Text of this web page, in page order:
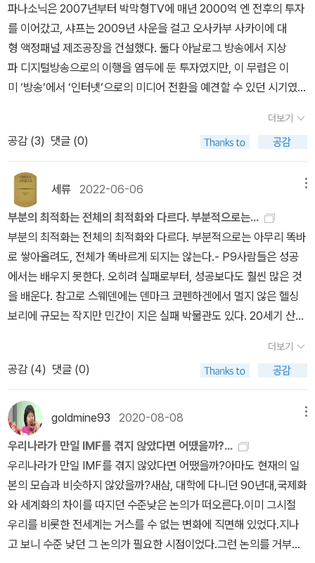
파나소닉은 2007년부터 박막형TV에 매년 2000억 엔 전후의 투자
를 이어갔고, 샤프는 2009년 사운을 걸고 오사카부 사카이에 대
형 액정패널 제조공장을 건설했다. 둘다 아날로그 방송에서 지상
파 디지털방송으로의 이행을 염두에 둔 투자였지만, 이 무렵은 이
미 ‘방송‘에서 ‘인터넷‘으로의 미디어 전환을 예견할 수 있던 시기였
것으로 되어가고 있었다.- P681990년대 컴퓨터의 주류가 메인프레
임에서 PC로 변화하자 IBM도 후지쓰도 함께 힘을 잃었다. 얼마 안
가 후지쓰는 시대의 변화를 따라잡지 못하면서 사업을 차례로 잘라
내 매각하기 시작한다. 컴퓨터는 지금은 ‘전자계산기‘에서 ‘커뮤니케
이션 미디어‘로 그 존재양태를 전환해가고 있지만, IBM도 후지쓰
나 NEC, 히타치도 이 전환의 의미를 이해하지 못했다.- P71고도성
장기 성공체험에서 벗어나지 못한 일본기업은 그 시기 확립된 ‘일본
적 경영‘의 질서유지에 집착했다. 버블붕괴 후 위기의 와중에서도 질
서 파괴를 기피함으로써 전체가 서서히 침몰해갔던 것이다.- P85곤
이 이끌던 닛산의 성공은 일본 사회에 ‘신화‘를 만들어냈다. 해외에
서 온 ‘이방인‘ 경영자가 막다른 골목에 몰린 일본기업에 대해 파격적
인 개혁을 단행하고, 차례로 장벽을 돌파하며 성장으로 이끌어가
는 신화다.- P89
더보기
공감 (3) 댓글 (0)
세류 2022-06-06
부분의 최적화는 전체의 최적화와 다르다. 부분적으로는...
부분의 최적화는 전체의 최적화와 다르다. 부분적으로는 아무리 똑바
로 쌓아올려도, 전체가 똑바르게 되지는 않는다.- P9사람들은 성공
에서는 배우지 못한다. 오히려 실패로부터, 성공보다도 훨씬 많은 것
을 배운다. 참고로 스웨덴에는 덴마크 코펜하겐에서 멀지 않은 헬싱
보리에 규모는 작지만 민간이 지은 실패 박물관도 있다. 20세기 산업
만, 나라에는 ‘실패에서 배운다‘는 사고방식이 시민들 사이에 널리 자
리잡고 있는 듯하다.- P10이데이의 경영은 매니지먼트적으로는 합
리적이었지만, 소니라는 특이한 기업체의 독창성을 빼앗는 결과를 가
져왔다. 즉, '전문성이 높은 사일로를 만드는 것에 의해 적어도 단기적
으로는 회사의 효율화를 높이는 듯' 보였으나 각 사일로의 경영진
은 '라이벌 기업뿐 아니라 회사 내 여타 부서로부터도 ‘몸을 지키
려‘ 했다. 타부서와 참신한 아이디어를 공유하지 않게 되고, 우수한 사
원의 타부서 이동도 꺼리게 됐다. 부서 간 협력이 사라졌고, 실험적
인 브레인스토밍이나, 단기간에 이익을 창출할 수 없는 장기투자
도 미루게 됐다. 어느 누구도 리스크를 감당하는 것에 소극적이 되어
버렸다. '- P14일본의 전기산업은 한국과 대만에 완패했다. 이 패배
더보기
공감 (4) 댓글 (0)
goldmine93 2020-08-08
우리나라가 만일 IMF를 겪지 않았다면 어땠을까?...
우리나라가 만일 IMF를 겪지 않았다면 어땠을까?아마도 현재의 일
본의 모습과 비슷하지 않았을까?새삼, 대학에 다니던 90년대,국제화
와 세계화의 차이를 따지던 수준낮은 논의가 떠오른다.이미 그시절
우리를 비롯한 전세계는 거스를 수 없는 변화에 직면해 있었다.지나
고 보니 수준 낮던 그 논의가 필요한 시점이었다.그런 논의를 거부하